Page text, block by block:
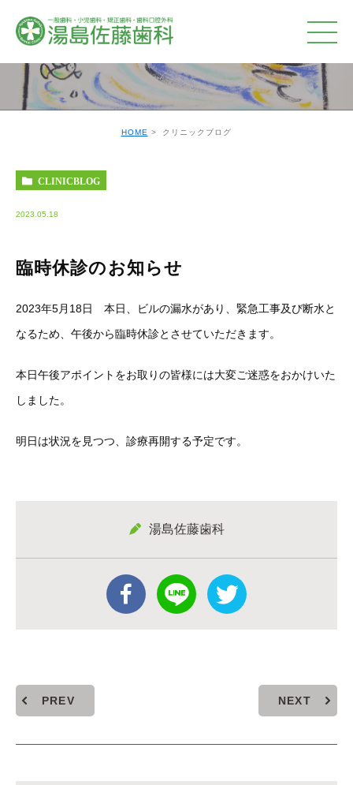
HOME クリニックブログ
CLINICBLOG
2023.05.18
臨時休診のお知らせ
2023年5月18日 本日、ビルの漏水があり、緊急工事及び断水と
なるため、午後から臨時休診とさせていただきます。
本日午後アポイントをお取りの皆様には大変ご迷惑をおかけいた
しました。
明日は状況を見つつ、診療再開する予定です。
湯島佐藤歯科
PREV NEXT